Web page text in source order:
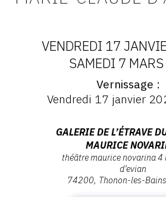
CGU
CGV
SUIVEZ-
FACEBOOK
:
17
VENDREDI 17
SAMEDI 7
Vendredi
Vernissage
Vendredi 17 janvier
GALERIE DE L’ÉTRAVE
MAURICE
théâtre maurice novarina 4
d’evian
74200 Thonon-les-Bains